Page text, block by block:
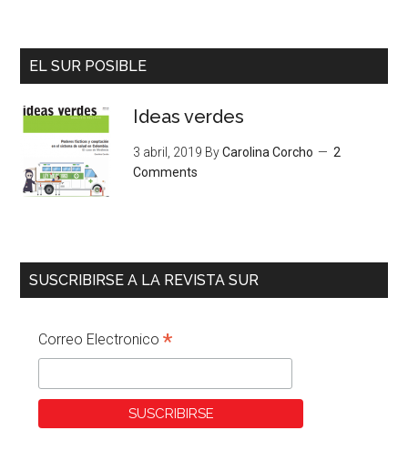
EL SUR POSIBLE
Ideas verdes
3 abril, 2019 ByCarolina Corcho
2
Comments
SUSCRIBIRSE A LA REVISTA SUR
Correo Electronico*